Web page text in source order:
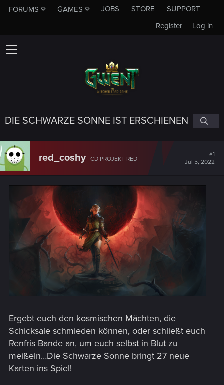
FORUMS GAMES JOBS STORE
SUPPORT
Log in
Register
DIE SCHWARZE SONNE IST ERSCHIENEN
red_coshy CD PROJEKT RED
#1
Jul 5, 2022
Ergebt euch den kosmischen Mächten, die
Schicksale schmieden können, oder schließt euch
Renfris Bande an, um euch selbst in Blut zu
meißeln…Die Schwarze Sonne bringt 27 neue
Karten ins Spiel!